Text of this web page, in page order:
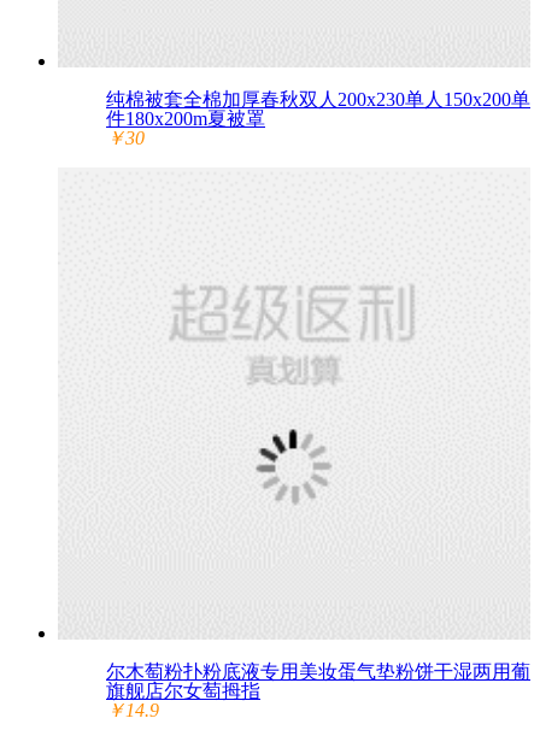
纯棉被套全棉加厚春秋双人200x230单人150x200单
件180x200m夏被罩
￥30
尔木萄粉扑粉底液专用美妆蛋气垫粉饼干湿两用葡
旗舰店尔女萄拇指
￥14.9